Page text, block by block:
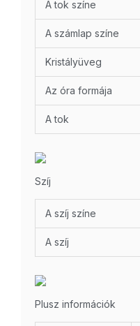
A tok színe
A számlap színe
Kristályüveg
Az óra formája
A tok
Szíj
A szíj színe
A szíj
Plusz információk